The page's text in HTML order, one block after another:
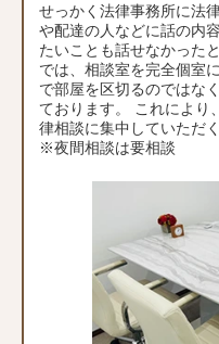
せっかく法律事務所に法
や配達の人などに話の内
たいことも話せなかった
では、相談室を完全個室
で部屋を区切るのではな
ております。 これにより
律相談に集中していただ
※夜間相談は要相談